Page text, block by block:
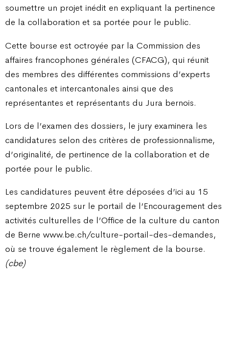
soumettre un projet inédit en expliquant la pertinence
de la collaboration et sa portée pour le public.
Cette bourse est octroyée par la Commission des
affaires francophones générales (CFACG), qui réunit
des membres des différentes commissions d’experts
cantonales et intercantonales ainsi que des
représentantes et représentants du Jura bernois.
Lors de l’examen des dossiers, le jury examinera les
candidatures selon des critères de professionnalisme,
d’originalité, de pertinence de la collaboration et de
portée pour le public.
Les candidatures peuvent être déposées d’ici au 15
septembre 2025 sur le portail de l’Encouragement des
activités culturelles de l’Office de la culture du canton
de Berne www.be.ch/culture-portail-des-demandes,
où se trouve également le règlement de la bourse.
(cbe)